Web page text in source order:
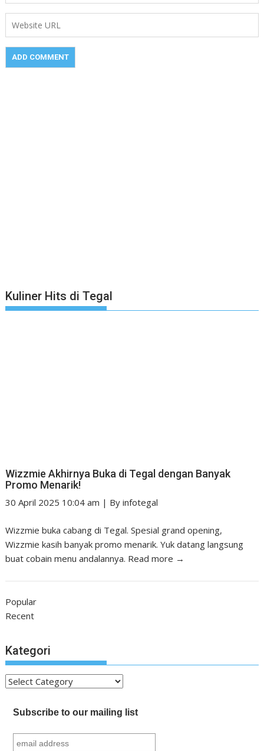
Kuliner Hits di Tegal
Wizzmie Akhirnya Buka di Tegal dengan Banyak
Promo Menarik!
30 April 2025 10:04 am | Byinfotegal
Wizzmie buka cabang di Tegal. Spesial grand opening,
Wizzmie kasih banyak promo menarik. Yuk datang langsung
buat cobain menu andalannya. Read more →
Popular
Recent
Kategori
Kategori
Subscribe to our mailing list